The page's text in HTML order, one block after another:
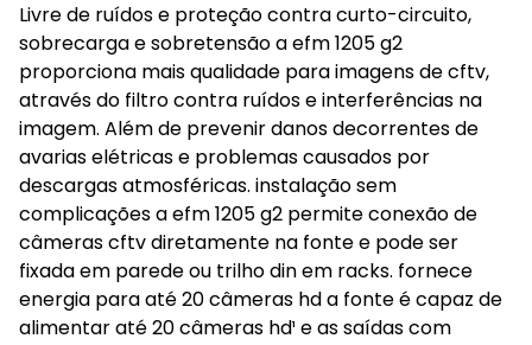
Livre de ruídos e proteção contra curto-circuito,
sobrecarga e sobretensão a efm 1205 g2
proporciona mais qualidade para imagens de cftv,
através do filtro contra ruídos e interferências na
imagem. Além de prevenir danos decorrentes de
avarias elétricas e problemas causados por
descargas atmosféricas. instalação sem
complicações a efm 1205 g2 permite conexão de
câmeras cftv diretamente na fonte e pode ser
fixada em parede ou trilho din em racks. fornece
energia para até 20 câmeras hd a fonte é capaz de
alimentar até 20 câmeras hd¹ e as saídas com